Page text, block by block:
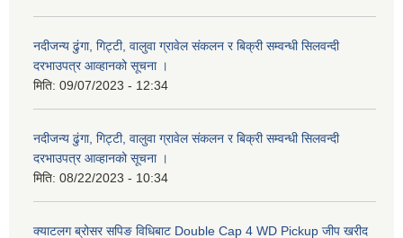
नदीजन्य ढुंगा, गिट्टी, वालुवा ग्रावेल संकलन र बिक्री सम्वन्धी सिलवन्दी
दरभाउपत्र आव्हानको सूचना ।
मिति: 09/07/2023 - 12:34
नदीजन्य ढुंगा, गिट्टी, वालुवा ग्रावेल संकलन र बिक्री सम्वन्धी सिलवन्दी
दरभाउपत्र आव्हानको सूचना ।
मिति: 08/22/2023 - 10:34
क्याटलग ब्रोसर सपिङ विधिबाट Double Cap 4 WD Pickup जीप खरीद